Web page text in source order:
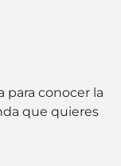
para conocer la
que quieres